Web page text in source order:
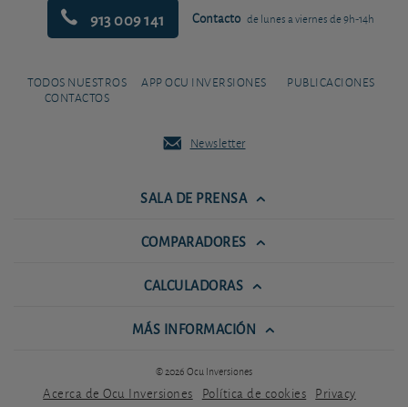
913 009 141 Contacto de lunes a viernes de 9h-14h
TODOS NUESTROS
CONTACTOS
APP OCU INVERSIONES PUBLICACIONES
Newsletter
SALA DE PRENSA
COMPARADORES
CALCULADORAS
MÁS INFORMACIÓN
© 2026 Ocu Inversiones
Acerca de Ocu Inversiones Política de cookies Privacy